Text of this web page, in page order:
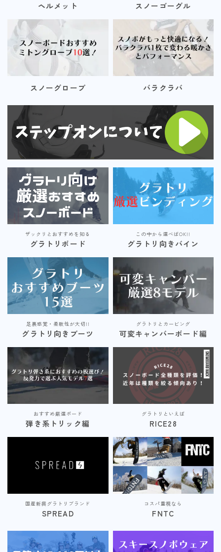
ヘルメット スノーゴーグル
スノーグローブ バラクラバ
ザックリとおすすめを知る
グラトリボード
この中から選べばOK!!
グラトリ向きバイン
足裏感覚・柔軟性が大切!!
グラトリ向きブーツ
グラトリとカービング
可変キャンバーボード編
おすすめ厳選ボード
弾き系トリック編
グラトリといえば
RICE28
国産新興グラトリブランド
SPREAD
コスパ重視なら
FNTC